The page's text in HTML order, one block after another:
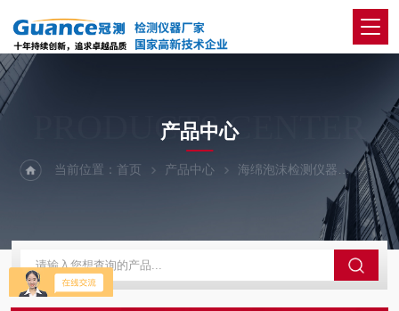
PRODUCTS CENTER
产品中心
当前位置：首页 产品中心 海绵泡沫检测仪器 海绵